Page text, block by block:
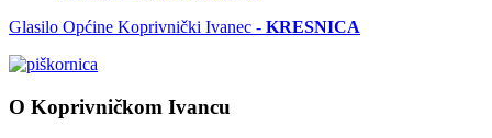
Glasilo Općine Koprivnički Ivanec - KRESNICA
O Koprivničkom Ivancu